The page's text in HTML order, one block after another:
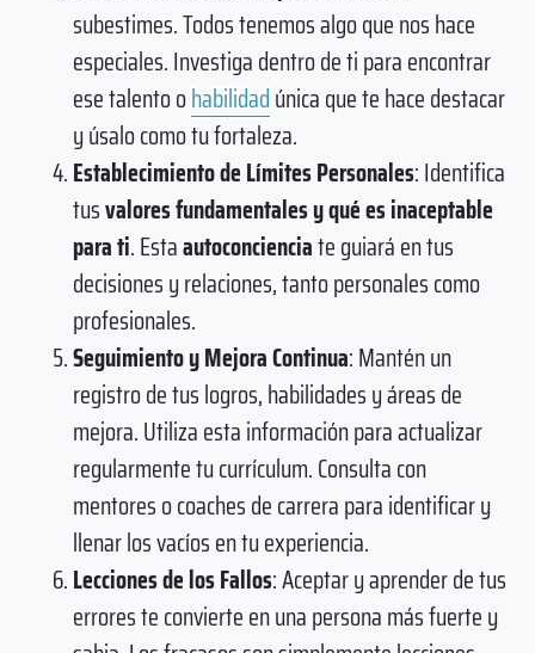
subestimes. Todos tenemos algo que nos hace
especiales. Investiga dentro de ti para encontrar
ese talento ohabilidadúnica que te hace destacar
y úsalo como tu fortaleza.
Establecimiento de Límites Personales: Identifica
tusvalores fundamentales y qué es inaceptable
para ti. Estaautoconcienciate guiará en tus
decisiones y relaciones, tanto personales como
profesionales.
Seguimiento y Mejora Continua: Mantén un
registro de tus logros, habilidades y áreas de
mejora. Utiliza esta información para actualizar
regularmente tu currículum. Consulta con
mentores o coaches de carrera para identificar y
llenar los vacíos en tu experiencia.
Lecciones de los Fallos: Aceptar y aprender de tus
errores te convierte en una persona más fuerte y